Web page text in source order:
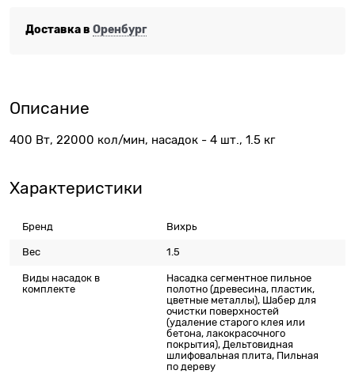
Доставка в Оренбург
Описание
400 Вт, 22000 кол/мин, насадок - 4 шт., 1.5 кг
Характеристики
Бренд Вихрь
Вес 1.5
Виды насадок в
комплекте
Насадка сегментное пильное
полотно (древесина, пластик,
цветные металлы), Шабер для
очистки поверхностей
(удаление старого клея или
бетона, лакокрасочного
покрытия), Дельтовидная
шлифовальная плита, Пильная
по дереву